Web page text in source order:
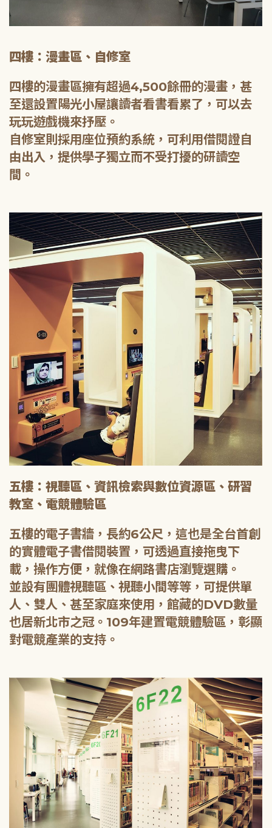
四樓：漫畫區、自修室
四樓的漫畫區擁有超過4,500餘冊的漫畫，甚
至還設置陽光小屋讓讀者看書看累了，可以去
玩玩遊戲機來抒壓。
自修室則採用座位預約系統，可利用借閱證自
由出入，提供學子獨立而不受打擾的研讀空
間。
五樓：視聽區、資訊檢索與數位資源區、研習
教室、電競體驗區
五樓的電子書牆，長約6公尺，這也是全台首創
的實體電子書借閱裝置，可透過直接拖曳下
載，操作方便，就像在網路書店瀏覽選購。
並設有團體視聽區、視聽小間等等，可提供單
人、雙人、甚至家庭來使用，館藏的DVD數量
也居新北市之冠。109年建置電競體驗區，彰顯
對電競產業的支持。